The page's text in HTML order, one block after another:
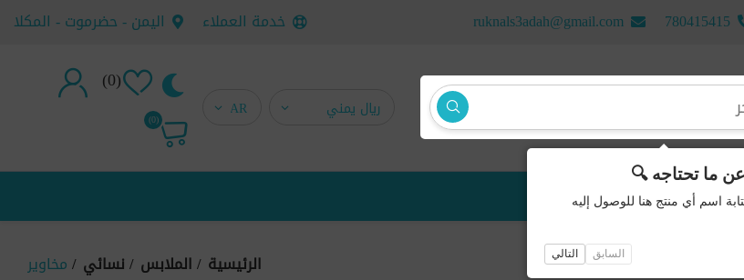
780415415
ruknals3adah@gmail.com خدمة العملاء اليمن - حضرموت - المكلا
(0)
تسجيل جديد(0)
منتجات جديدة
الرئيسية /الملابس /نسائي /مخاوير
ما تحتاجه 🔍
اسم أي منتج هنا للوصول إليه
السابق التالي